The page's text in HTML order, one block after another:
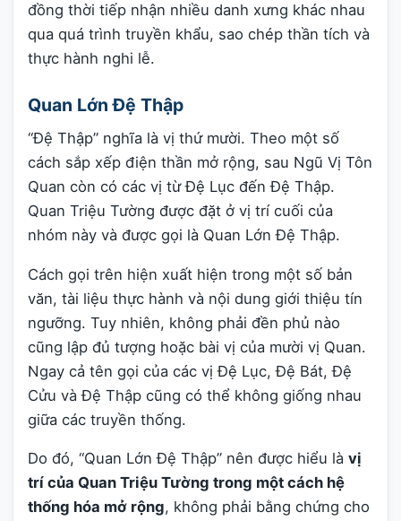
đồng thời tiếp nhận nhiều danh xưng khác nhau
qua quá trình truyền khẩu, sao chép thần tích và
thực hành nghi lễ.
Quan Lớn Đệ Thập
“Đệ Thập” nghĩa là vị thứ mười. Theo một số
cách sắp xếp điện thần mở rộng, sau Ngũ Vị Tôn
Quan còn có các vị từ Đệ Lục đến Đệ Thập.
Quan Triệu Tường được đặt ở vị trí cuối của
nhóm này và được gọi là Quan Lớn Đệ Thập.
Cách gọi trên hiện xuất hiện trong một số bản
văn, tài liệu thực hành và nội dung giới thiệu tín
ngưỡng. Tuy nhiên, không phải đền phủ nào
cũng lập đủ tượng hoặc bài vị của mười vị Quan.
Ngay cả tên gọi của các vị Đệ Lục, Đệ Bát, Đệ
Cửu và Đệ Thập cũng có thể không giống nhau
giữa các truyền thống.
Do đó, “Quan Lớn Đệ Thập” nên được hiểu là vị
trí của Quan Triệu Tường trong một cách hệ
thống hóa mở rộng, không phải bằng chứng cho